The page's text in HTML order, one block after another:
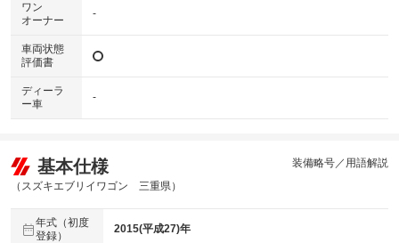
ワン
オーナー
-
車両状態
評価書
ディーラ
ー車
-
基本仕様
（スズキエブリイワゴン 三重県）
装備略号／用語解説
年式（初度
登録）
2015(平成27)年